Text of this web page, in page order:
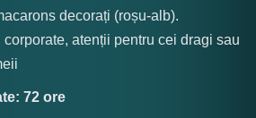
decorați (roșu-alb).
corporate, atenții pentru cei dragi sau
72 ore